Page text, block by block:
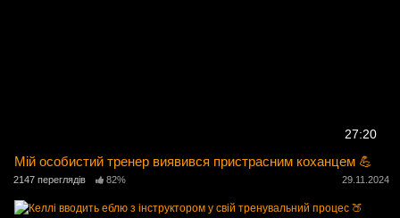
27:20
Мій особистий тренер виявився пристрасним коханцем 💪
2147 переглядів 82% 29.11.2024